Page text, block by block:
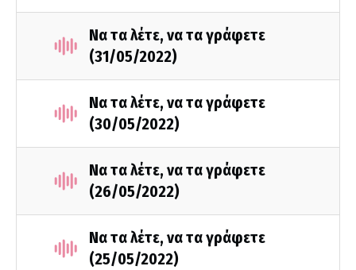
Να τα λέτε, να τα γράφετε
(31/05/2022)
Να τα λέτε, να τα γράφετε
(30/05/2022)
Να τα λέτε, να τα γράφετε
(26/05/2022)
Να τα λέτε, να τα γράφετε
(25/05/2022)